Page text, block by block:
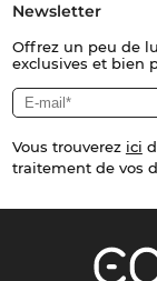
Newsletter
Offrez un peu de
exclusives et bien
Vous trouverez ici
traitement de vos